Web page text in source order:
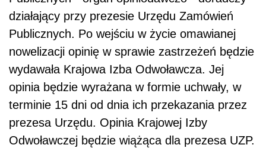
działający przy prezesie Urzędu Zamówień
Publicznych. Po wejściu w życie omawianej
nowelizacji opinię w sprawie zastrzeżeń będzie
wydawała Krajowa Izba Odwoławcza. Jej
opinia będzie wyrażana w formie uchwały, w
terminie 15 dni od dnia ich przekazania przez
prezesa Urzędu. Opinia Krajowej Izby
Odwoławczej będzie wiążąca dla prezesa UZP.